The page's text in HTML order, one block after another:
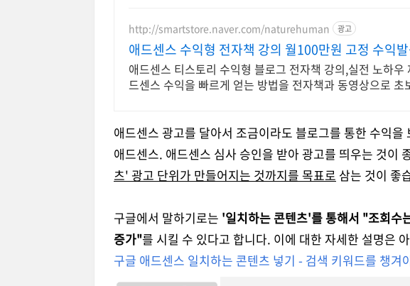
http://smartstore.naver.com/naturehuman 광고
애드센스 수익형 전자책 강의 월100만원 고정 수익
애드센스 티스토리 수익형 블로그 전자책 강의,실전 노하우
드센스 수익을 빠르게 얻는 방법을 전자책과 동영상으로 초
애드센스 광고를 달아서 조금이라도 블로그를 통한 수익
애드센스. 애드센스 심사 승인을 받아 광고를 띄우는 것이
츠' 광고 단위가 만들어지는 것까지를 목표로 삼는 것이 좋
구글에서 말하기로는 '일치하는 콘텐츠'를 통해서 "조회수
증가"를 시킬 수 있다고 합니다. 이에 대한 자세한 설명은
구글 애드센스 일치하는 콘텐츠 넣기 - 검색 키워드를 챙겨